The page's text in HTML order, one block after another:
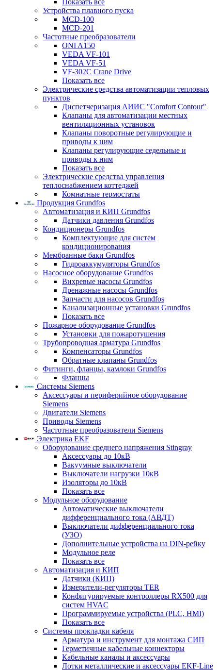
Показать все
Устройства плавного пуска
MCD-100
MCD-201
Частотные преобразователи
ONI A150
VEDA VF-101
VEDA VF-51
VF-302C Crane Drive
Показать все
Электрические средства автоматизации тепловых
пунктов
Диспетчеризация АИИС "Comfort Contour"
Клапаны для автоматизации местных
вентиляционных установок
Клапаны поворотные регулирующие и
приводы к ним
Клапаны регулирующие седельные и
приводы к ним
Показать все
Электрические средства управления
теплоснабжением коттеджей
Комнатные термостаты
Продукция Grundfos
Автоматизация и КИП Grundfos
Датчики давления Grundfos
Кондиционеры Grundfos
Комплектующие для систем
кондиционирования
Мембранные баки Grundfos
Гидроаккумуляторы Grundfos
Насосное оборудование Grundfos
Вихревые насосы Grundfos
Дренажные насосы Grundfos
Запчасти для насосов Grundfos
Канализационные установки Grundfos
Показать все
Пожарное оборудование Grundfos
Установки для пожаротушения
Трубопроводная арматура Grundfos
Компенсаторы Grundfos
Обратные клапаны Grundfos
Фитинги, фланцы, камлоки Grundfos
Фланцы
Системы Siemens
Аксессуары и периферийное оборудование
Siemens
Двигатели Siemens
Приводы Siemens
Частотные преобразователи Siemens
Электрика EKF
Оборудование среднего напряжения Stingray
Аксессуары до 10кВ
Вакуумные выключатели
Выключатели нагрузки 10кВ
Изоляторы до 10кВ
Показать все
Модульное оборудование
Автоматические выключатели
дифференциального тока (АВДТ)
Выключатели дифференциального тока
(УЗО)
Дополнительные устройства на DIN-рейку
Модульное реле
Показать все
Автоматизация и КИП
Датчики (КИП)
Измерители-регуляторы TER
Конфигурируемые контроллеры RX500 для
систем HVAC
Программируемые устройства (PLC, HMI)
Показать все
Системы прокладки кабеля
Арматура и инструмент для монтажа СИП
Герметичные кабельные коннекторы
Кабельные каналы и аксессуары
Лотки металлические и аксессуары EKF-Line